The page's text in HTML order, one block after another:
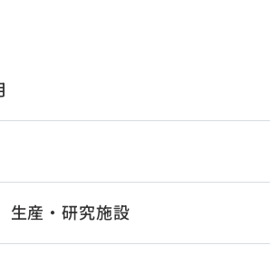
生産・研究施設